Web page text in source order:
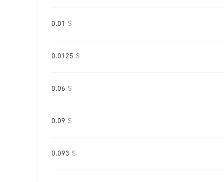
0.01 S
0.0125 S
0.06 S
0.09 S
0.093 S